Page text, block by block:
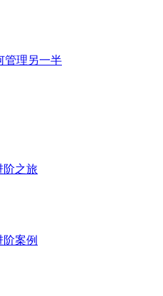
管理另一半
阶之旅
阶案例